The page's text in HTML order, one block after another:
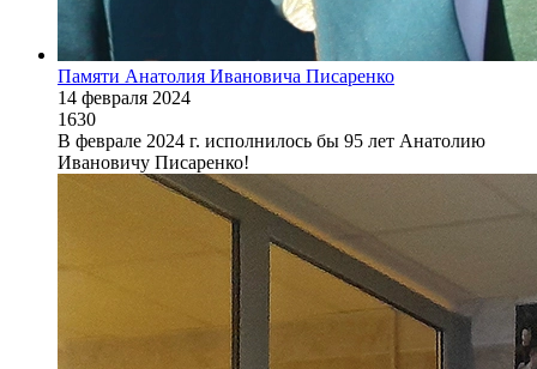
Памяти Анатолия Ивановича Писаренко
14 февраля 2024
1630
В феврале 2024 г. исполнилось бы 95 лет Анатолию
Ивановичу Писаренко!